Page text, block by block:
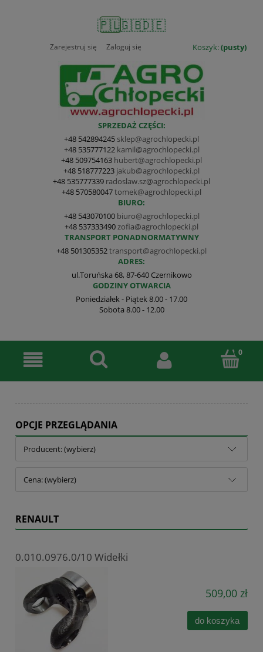
🇵🇱🇬🇧🇩🇪
Koszyk:(pusty)
Zarejestruj się Zaloguj się
SPRZEDAŻ CZĘŚCI:
+48 542894245 sklep@agrochlopecki.pl
+48 535777122 kamil@agrochlopecki.pl
+48 509754163 hubert@agrochlopecki.pl
+48 518777223 jakub@agrochlopecki.pl
+48 535777339 radoslaw.sz@agrochlopecki.pl
+48 570580047tomek@agrochlopecki.pl
BIURO:
+48 543070100 biuro@agrochlopecki.pl
+48 537333490 zofia@agrochlopecki.pl
TRANSPORT PONADNORMATYWNY
+48 501305352transport@agrochlopecki.pl
ADRES:
ul.Toruńska 68, 87-640 Czernikowo
GODZINY OTWARCIA
Poniedziałek - Piątek 8.00 - 17.00
Sobota 8.00 - 12.00
OPCJE PRZEGLĄDANIA
Producent: (wybierz)
Cena: (wybierz)
RENAULT
0.010.0976.0/10 Widełki
509,00 zł
do koszyka